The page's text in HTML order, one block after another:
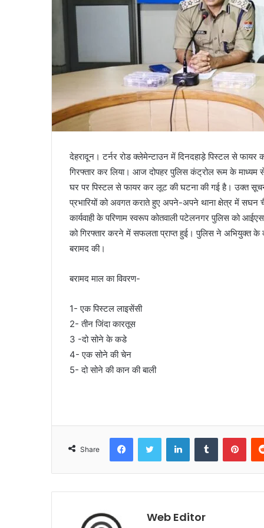
देहरादून। टर्नर रोड क्लेमेन्टाउन में दिनदहाड़े पिस्टल से
गिरफ्तार कर लिया। आज दोपहर पुलिस कंट्रोल रूम के माध्यम से
घर पर पिस्टल से फायर कर लूट की घटना की गई है। उक्त
प्रभारियों को अवगत कराते हुए अपने-अपने थाना क्षेत्र में सघन
कार्यवाही के परिणाम स्वरूप कोतवाली पटेलनगर पुलिस को
को गिरफ्तार करने में सफलता प्राप्त हुई। पुलिस ने अभियुक्त
बरामद की।
बरामद माल का विवरण-
1- एक पिस्टल लाइसेंसी
2- तीन जिंदा कारतूस
3 -दो सोने के कडे
4- एक सोने की चेन
5- दो सोने की कान की बाली
Share
Web Editor